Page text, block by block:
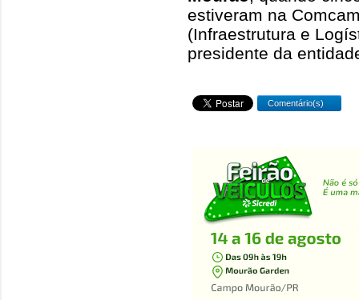
estiveram na
(Infraestrutura e
presidente da
Comentário(s)